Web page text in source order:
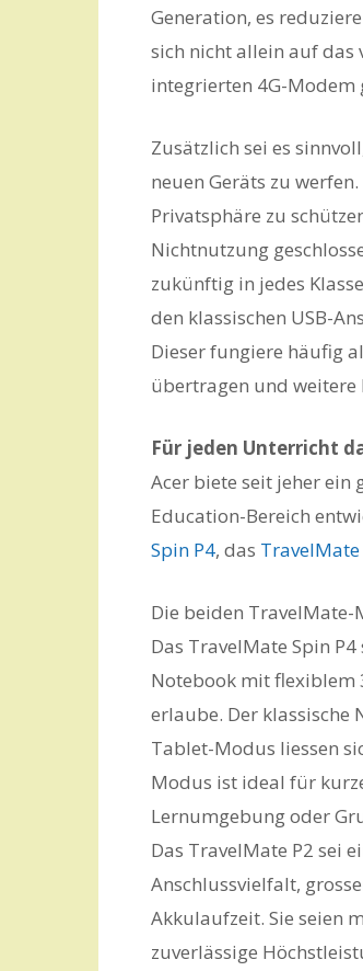
Generation, es
sich nicht allein auf das
integrierten 4G-Modem
Zusätzlich sei es
neuen Geräts zu
Privatsphäre zu
Nichtnutzung
zukünftig in jedes
den klassischen USB-
Dieser fungiere häufig
übertragen und
Für jeden Unterricht
Acer biete seit jeher ein
Education-Bereich
Spin P4, das TravelMate
Die beiden TravelMate-
Das TravelMate Spin
Notebook mit flexiblem
erlaube. Der
Tablet-Modus liessen
Modus ist ideal für
Lernumgebung oder
Das TravelMate P2 sei
Anschlussvielfalt,
Akkulaufzeit. Sie seien
zuverlässige